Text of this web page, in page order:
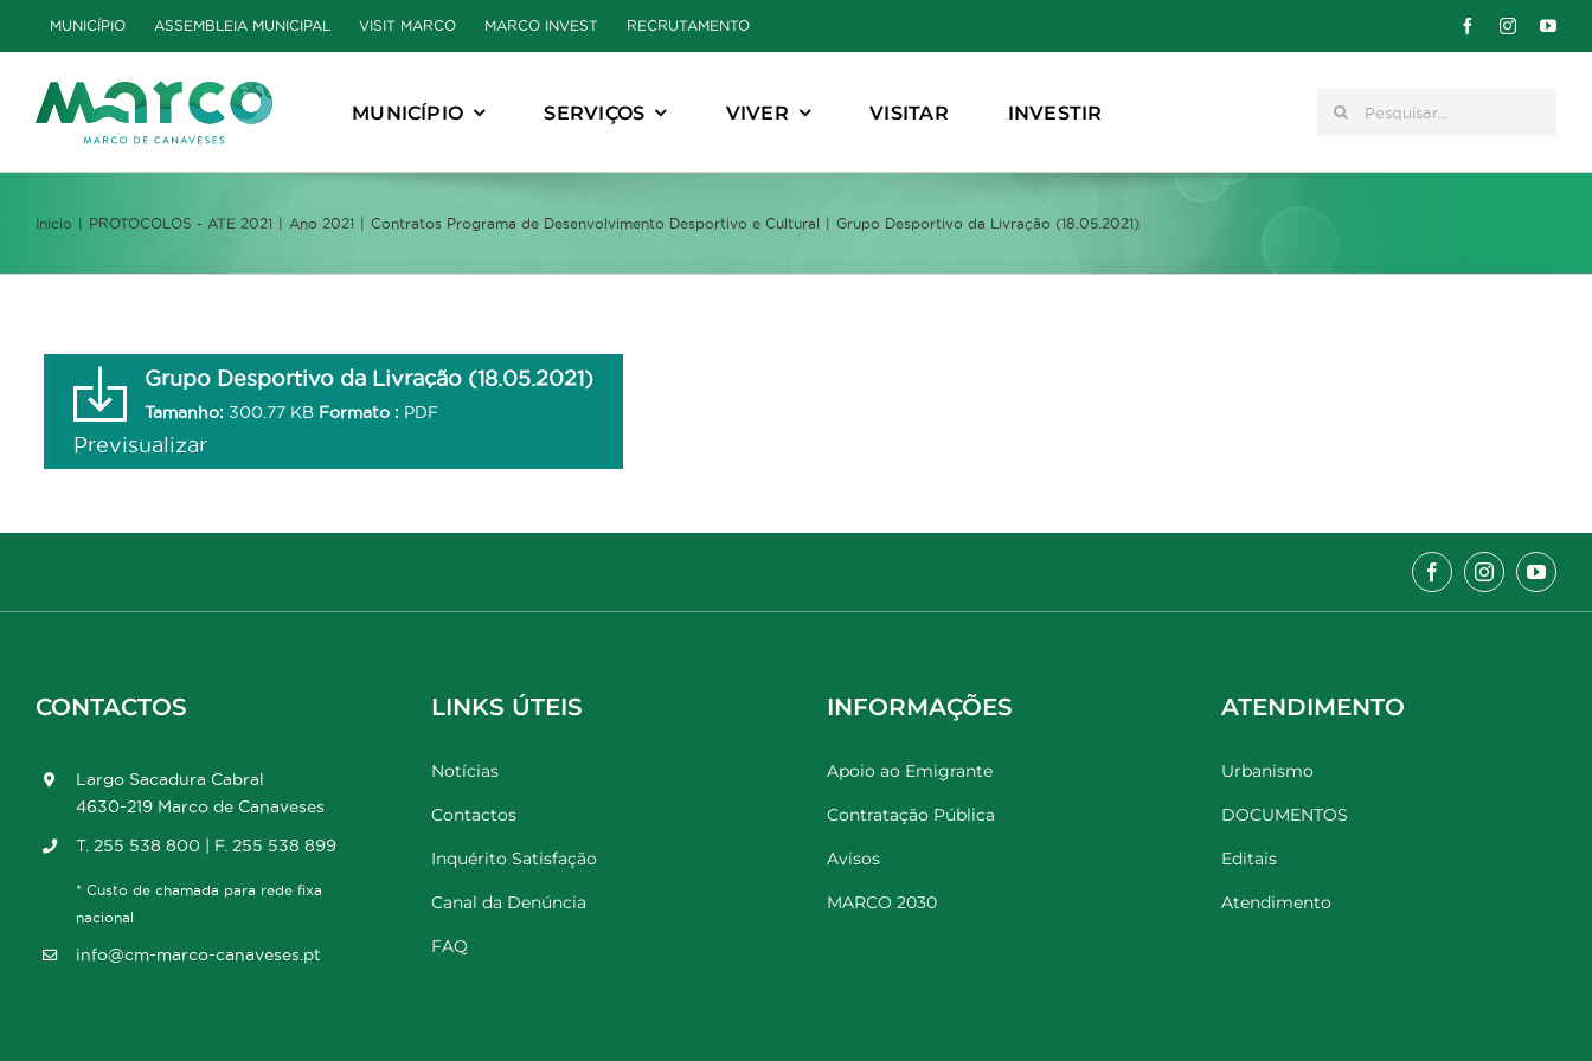
to
content
MUNICÍPIO ASSEMBLEIA MUNICIPAL VISIT MARCO MARCO INVEST RECRUTAMENTO
MUNICÍPIO SERVIÇOS VIVER VISITAR INVESTIR Pesquisar
Início PROTOCOLOS - ATE 2021 Ano 2021 Contratos Programa de Desenvolvimento Desportivo e Cultural Grupo Desportivo da Livração (18.05.2021)
Grupo Desportivo da Livração (18.05.2021)
Tamanho: 300.77 KB Formato : PDF
Previsualizar
CONTACTOS
Largo Sacadura Cabral
4630-219 Marco de Canaveses
T. 255 538 800 | F. 255 538 899
* Custo de chamada para rede fixa
nacional
info@cm-marco-canaveses.pt
LINKS ÚTEIS
Notícias
Contactos
Inquérito Satisfação
Canal da Denúncia
FAQ
INFORMAÇÕES
Apoio ao Emigrante
Contratação Pública
Avisos
MARCO 2030
ATENDIMENTO
Urbanismo
DOCUMENTOS
Editais
Atendimento